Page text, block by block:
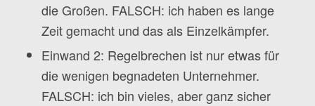
die Großen. FALSCH: ich haben es lange
Zeit gemacht und das als Einzelkämpfer.
Einwand 2: Regelbrechen ist nur etwas für
die wenigen begnadeten Unternehmer.
FALSCH: ich bin vieles, aber ganz sicher